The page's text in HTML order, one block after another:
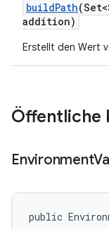
buildPath
addition)
Erstellt den Wert
Öffentliche
Environment
public